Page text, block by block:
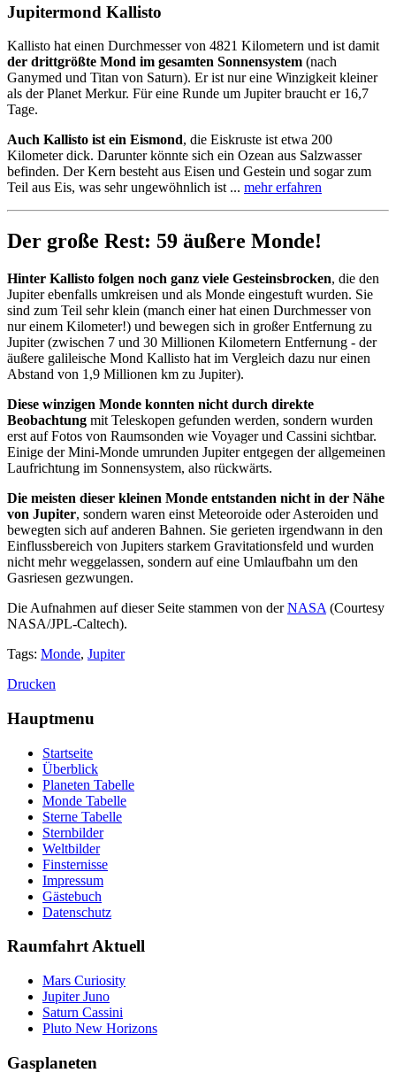
Jupitermond Kallisto
Kallisto hat einen Durchmesser von 4821 Kilometern und ist damit
der drittgrößte Mond im gesamten Sonnensystem (nach
Ganymed und Titan von Saturn). Er ist nur eine Winzigkeit kleiner
als der Planet Merkur. Für eine Runde um Jupiter braucht er 16,7
Tage.
Auch Kallisto ist ein Eismond, die Eiskruste ist etwa 200
Kilometer dick. Darunter könnte sich ein Ozean aus Salzwasser
befinden. Der Kern besteht aus Eisen und Gestein und sogar zum
Teil aus Eis, was sehr ungewöhnlich ist ... mehr erfahren
Der große Rest: 59 äußere Monde!
Hinter Kallisto folgen noch ganz viele Gesteinsbrocken, die den
Jupiter ebenfalls umkreisen und als Monde eingestuft wurden. Sie
sind zum Teil sehr klein (manch einer hat einen Durchmesser von
nur einem Kilometer!) und bewegen sich in großer Entfernung zu
Jupiter (zwischen 7 und 30 Millionen Kilometern Entfernung - der
äußere galileische Mond Kallisto hat im Vergleich dazu nur einen
Abstand von 1,9 Millionen km zu Jupiter).
Diese winzigen Monde konnten nicht durch direkte
Beobachtung mit Teleskopen gefunden werden, sondern wurden
erst auf Fotos von Raumsonden wie Voyager und Cassini sichtbar.
Einige der Mini-Monde umrunden Jupiter entgegen der allgemeinen
Laufrichtung im Sonnensystem, also rückwärts.
Die meisten dieser kleinen Monde entstanden nicht in der Nähe
von Jupiter, sondern waren einst Meteoroide oder Asteroiden und
bewegten sich auf anderen Bahnen. Sie gerieten irgendwann in den
Einflussbereich von Jupiters starkem Gravitationsfeld und wurden
nicht mehr weggelassen, sondern auf eine Umlaufbahn um den
Gasriesen gezwungen.
Die Aufnahmen auf dieser Seite stammen von derNASA (Courtesy
NASA/JPL-Caltech).
Tags: Monde, Jupiter
Drucken
Hauptmenu
Startseite
Überblick
Planeten Tabelle
Monde Tabelle
Sterne Tabelle
Sternbilder
Weltbilder
Finsternisse
Impressum
Gästebuch
Datenschutz
Raumfahrt Aktuell
Mars Curiosity
Jupiter Juno
Saturn Cassini
Pluto New Horizons
Gasplaneten